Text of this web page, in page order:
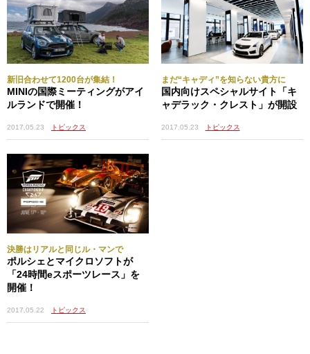
新旧合わせて1200台が集結！
MINIの国際ミーティングがアイ
ルランドで開催！
2017.05.23 トピックス
まだ“キャディ”を知らない貴方に
国内向けスペシャルサイト「キ
ャデラック・クレスト」が開設
2017.05.23 トピックス
決勝はリアルと同じル・マンで
ポルシェとマイクロソフトが
「24時間eスポーツレース」を
開催！
2017.05.22 トピックス